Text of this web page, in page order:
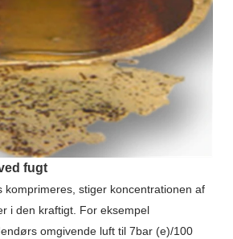
fugt
komprimeres, stiger koncentrationen af
i den kraftigt. For eksempel
omgivende luft til 7bar (e)/100